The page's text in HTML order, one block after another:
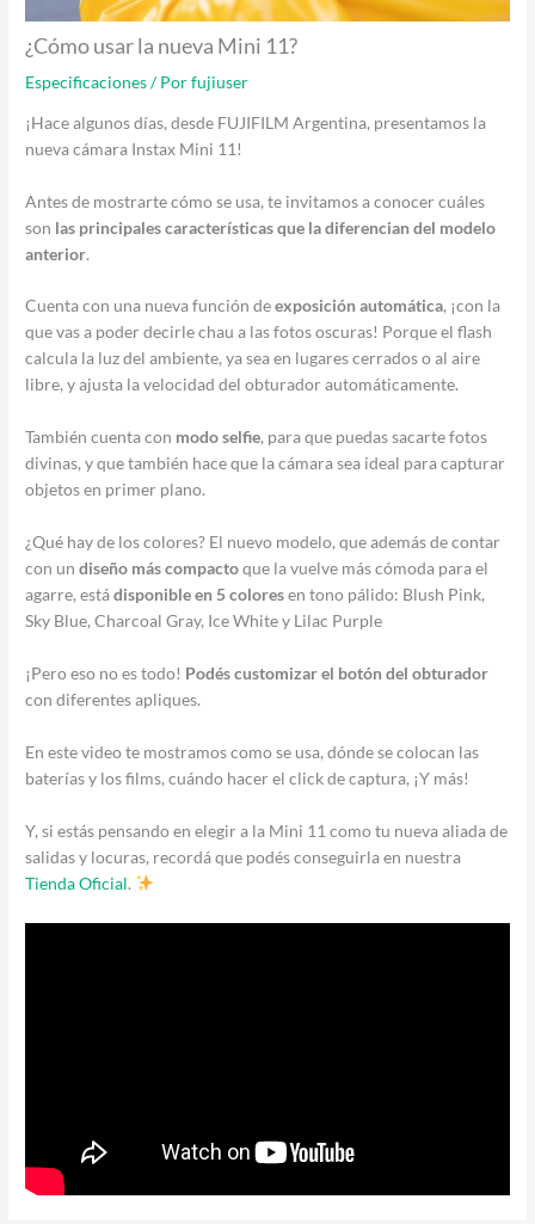
¿Cómo usar la nueva Mini 11?
Especificaciones/ Porfujiuser
¡Hace algunos días, desde FUJIFILM Argentina, presentamos la
nueva cámara Instax Mini 11!
Antes de mostrarte cómo se usa, te invitamos a conocer cuáles
son las principales características que la diferencian del modelo
anterior.
Cuenta con una nueva función deexposición automática, ¡con la
que vas a poder decirle chau a las fotos oscuras! Porque el flash
calcula la luz del ambiente, ya sea en lugares cerrados o al aire
libre, y ajusta la velocidad del obturador automáticamente.
También cuenta con modo selfie, para que puedas sacarte fotos
divinas, y que también hace que la cámara sea ideal para capturar
objetos en primer plano.
¿Qué hay de los colores? El nuevo modelo, que además de contar
con undiseño más compactoque la vuelve más cómoda para el
agarre, estádisponible en 5 coloresen tono pálido: Blush Pink,
Sky Blue, Charcoal Gray, Ice White y Lilac Purple
¡Pero eso no es todo! Podés customizar el botón del obturador
con diferentes apliques.
En este video te mostramos como se usa, dónde se colocan las
baterías y los films, cuándo hacer el click de captura, ¡Y más!
Y, si estás pensando en elegir a la Mini 11 como tu nueva aliada de
salidas y locuras, recordá que podés conseguirla en nuestra
Tienda Oficial.